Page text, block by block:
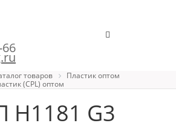
товаров
Пластик оптом
(CPL) оптом
H1181 G3